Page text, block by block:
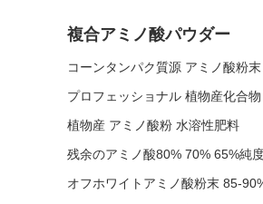
複合アミノ酸パウダー
コーンタンパク質源 アミノ酸粉
プロフェッショナル 植物産化合
植物産 アミノ酸粉 水溶性肥料
残余のアミノ酸80% 70% 65%純
オフホワイトアミノ酸粉末 85-